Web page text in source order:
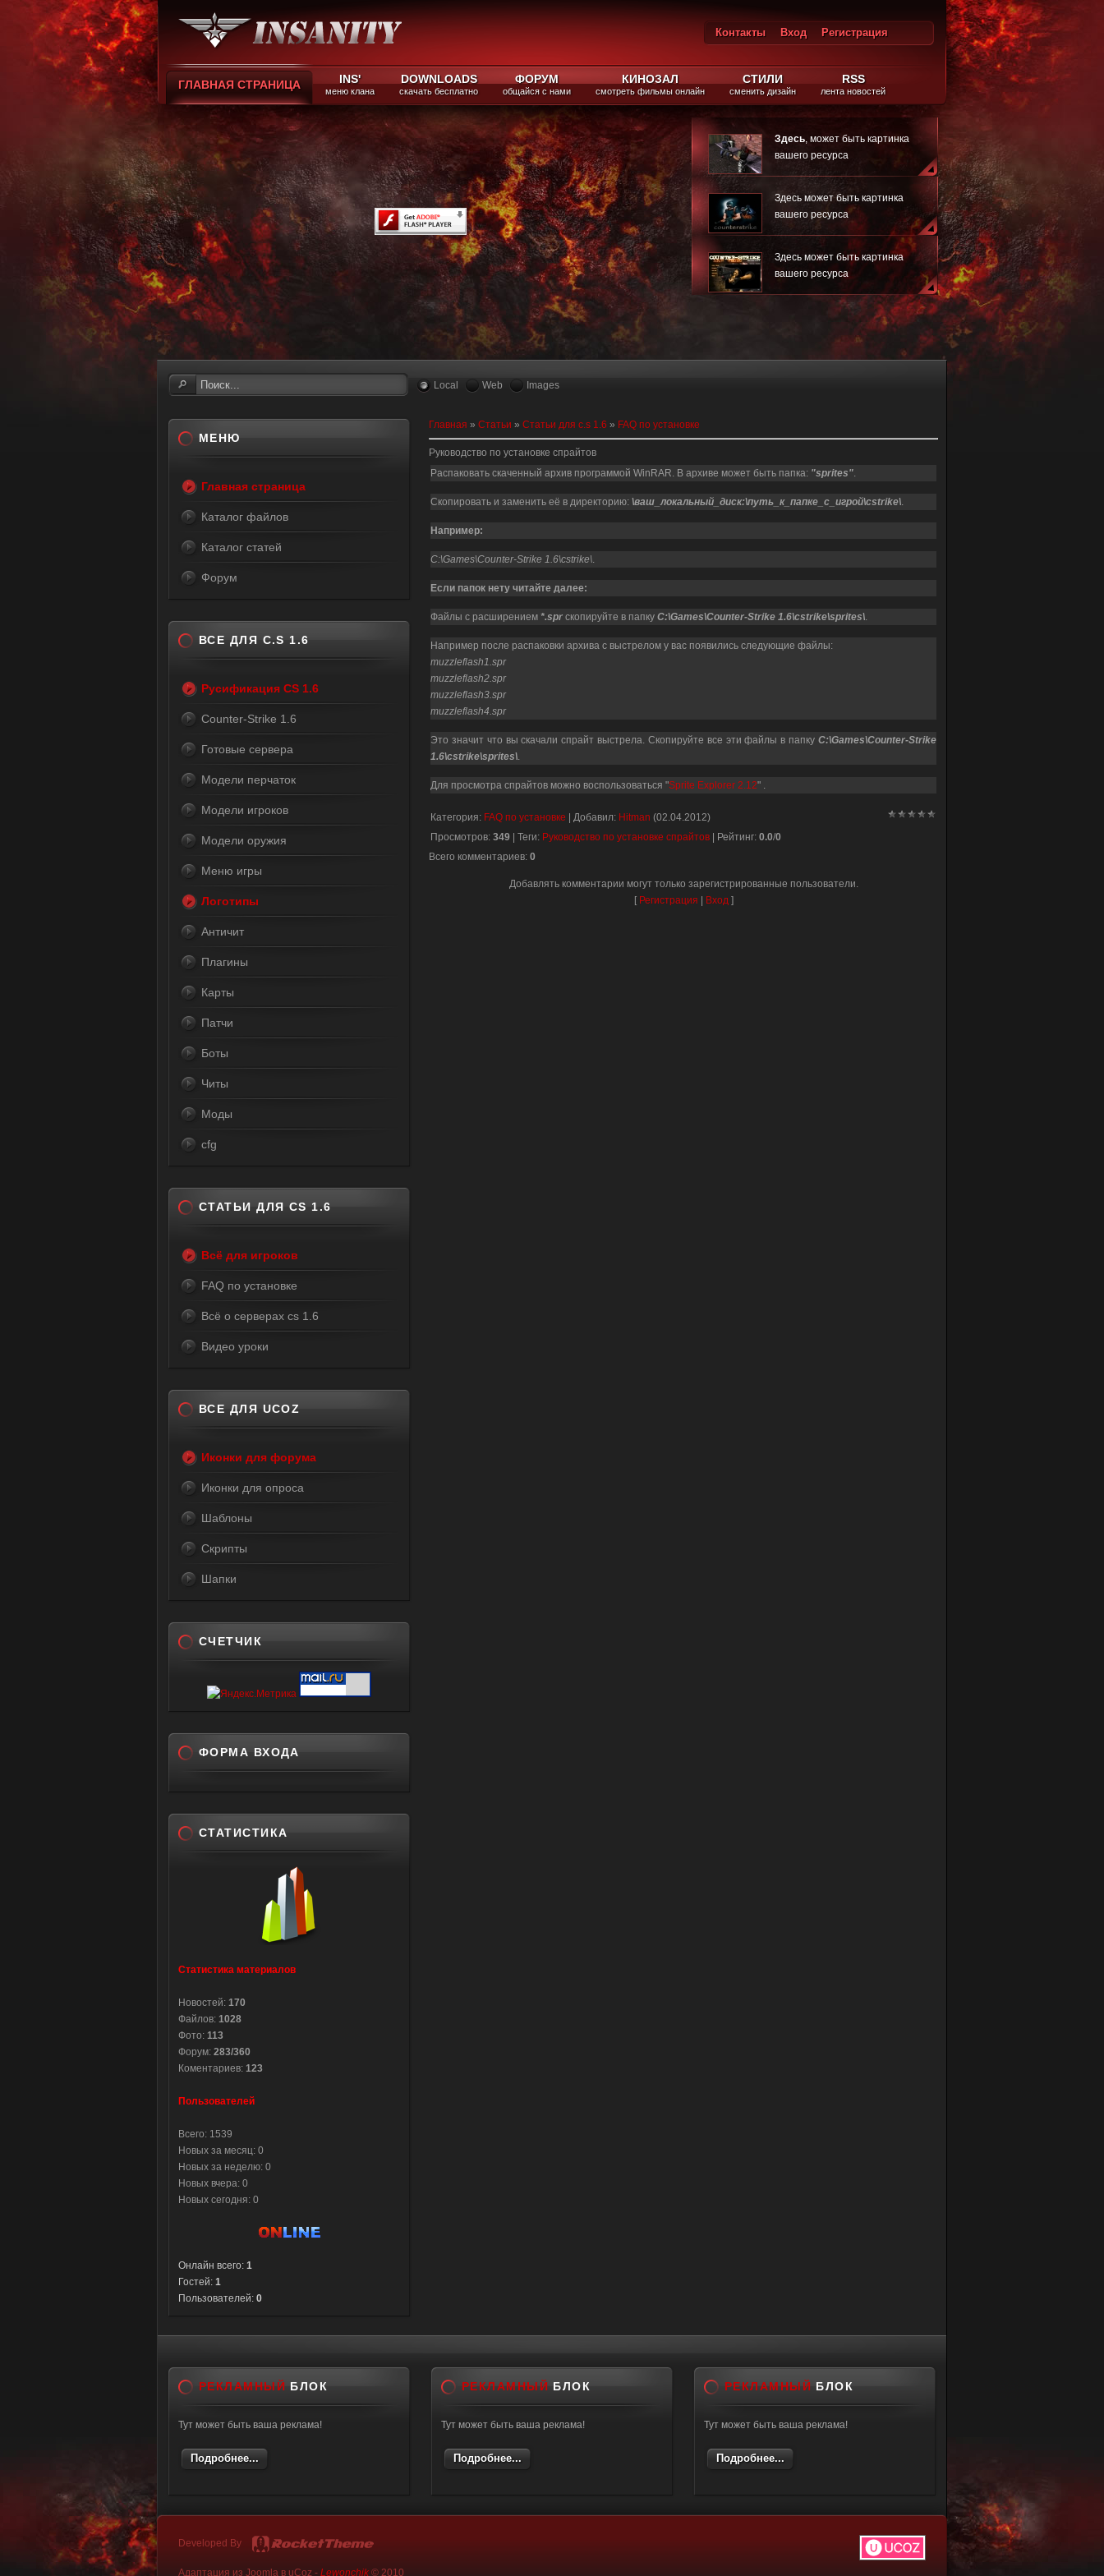
Контакты Вход
Регистрация
ГЛАВНАЯ СТРАНИЦА INS'
меню клана
DOWNLOADS
скачать бесплатно
ФОРУМ
общайся с нами
КИНОЗАЛ
смотреть фильмы онлайн
СТИЛИ
сменить дизайн
RSS
лента новостей
Здесь, может быть картинка
вашего ресурса
Здесь может быть картинка
вашего ресурса
Здесь может быть картинка
вашего ресурса
Local Web Images
Главная » Статьи » Статьи для c.s 1.6 » FAQ по установке
Руководство по установке спрайтов
Распаковать скаченный архив программой WinRAR. В архиве может быть папка: "sprites".
Cкопировать и заменить её в директорию: \ваш_локальный_диск:\путь_к_папке_с_игрой\cstrike\.
Например:
C:\Games\Counter-Strike 1.6\cstrike\.
Если папок нету читайте далее:
Файлы с расширением *.spr скопируйте в папку C:\Games\Counter-Strike 1.6\cstrike\sprites\.
Например после распаковки архива с выстрелом у вас появились следующие файлы:
muzzleflash1.spr
muzzleflash2.spr
muzzleflash3.spr
muzzleflash4.spr
Это значит что вы скачали спрайт выстрела. Скопируйте все эти файлы в папку C:\Games\Counter-Strike
1.6\cstrike\sprites\.
Для просмотра спрайтов можно воспользоваться "Sprite Explorer 2.12" .
Категория: FAQ по установке Добавил: Hitman (02.04.2012)
Просмотров: 349 Теги: Руководство по установке спрайтов Рейтинг: 0.0/0
Всего комментариев: 0
Добавлять комментарии могут только зарегистрированные пользователи.
[ Регистрация Вход]
МЕНЮ
Главная страница
Каталог файлов
Каталог статей
Форум
ВСЕ ДЛЯ C.S 1.6
Русификация CS 1.6
Counter-Strike 1.6
Готовые сервера
Модели перчаток
Модели игроков
Модели оружия
Меню игры
Логотипы
Античит
Плагины
Карты
Патчи
Боты
Читы
Моды
cfg
СТАТЬИ ДЛЯ CS 1.6
Всё для игроков
FAQ по установке
Всё о серверах cs 1.6
Видео уроки
ВСЕ ДЛЯ UCOZ
Иконки для форума
Иконки для опроса
Шаблоны
Скрипты
Шапки
СЧЕТЧИК
ФОРМА ВХОДА
СТАТИСТИКА
Статистика материалов
Новостей: 170
Файлов: 1028
Фото: 113
Форум: 283/360
Коментариев: 123
Пользователей
Всего: 1539
Новых за месяц: 0
Новых за неделю: 0
Новых вчера: 0
Новых сегодня: 0
Онлайн всего: 1
Гостей: 1
Пользователей: 0
РЕКЛАМНЫЙ БЛОК
Тут может быть ваша реклама!
Подробнее...
РЕКЛАМНЫЙ БЛОК
Тут может быть ваша реклама!
Подробнее...
РЕКЛАМНЫЙ БЛОК
Тут может быть ваша реклама!
Подробнее...
Developed By
Адаптация из Joomla в uCoz - Lewonchik© 2010